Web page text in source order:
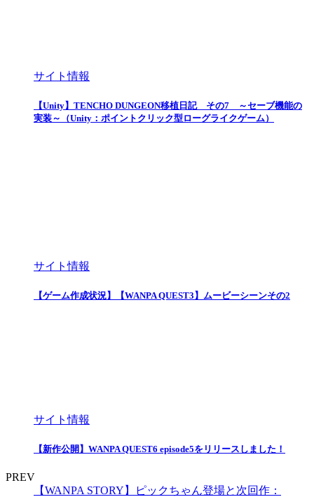
サイト情報
【Unity】TENCHO DUNGEON移植日記 その7 ～セーブ機能の
実装～（Unity：ポイントクリック型ローグライクゲーム）
サイト情報
【ゲーム作成状況】【WANPA QUEST3】ムービーシーンその2
サイト情報
【新作公開】WANPA QUEST6 episode5をリリースしました！
PREV
【WANPA STORY】ピックちゃん登場と次回作：